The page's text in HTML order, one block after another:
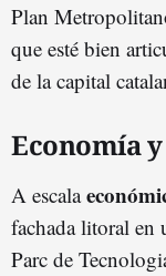
Plan
que esté bien
de la capital
Economía
A escala
fachada litoral en
Parc de